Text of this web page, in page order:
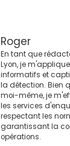
Roger
En tant que
Lyon, je
informatifs et
la détection. Bien
moi-même, je
les services
respectant les
garantissant la
opérations.